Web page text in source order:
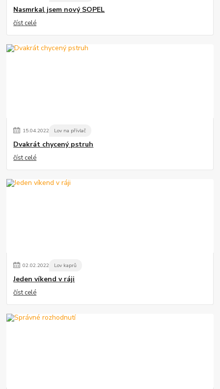
Nasmrkal jsem nový SOPEL
číst celé
15.04.2022 Lov na přívlač
Dvakrát chycený pstruh
číst celé
02.02.2022 Lov kaprů
Jeden víkend v ráji
číst celé